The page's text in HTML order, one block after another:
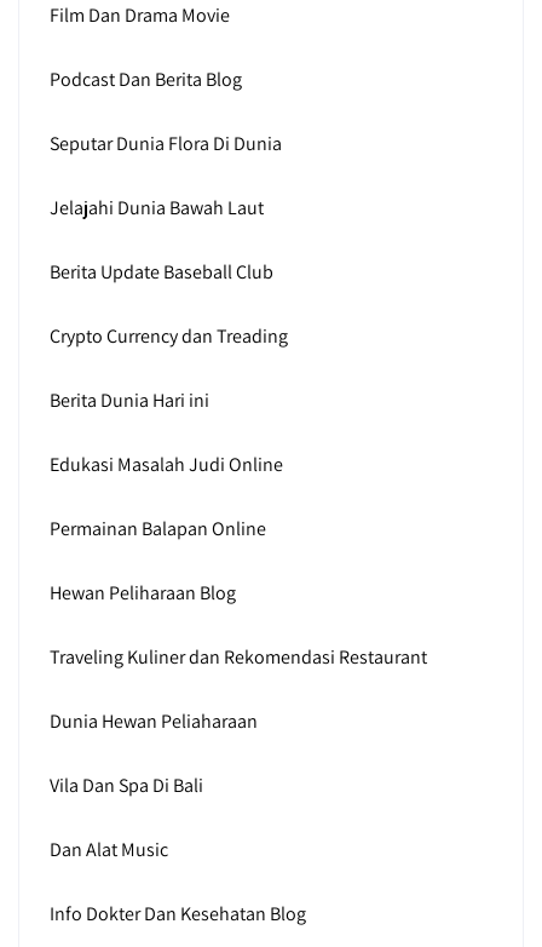
Film Dan Drama Movie
Podcast Dan Berita Blog
Seputar Dunia Flora Di Dunia
Jelajahi Dunia Bawah Laut
Berita Update Baseball Club
Crypto Currency dan Treading
Berita Dunia Hari ini
Edukasi Masalah Judi Online
Permainan Balapan Online
Hewan Peliharaan Blog
Traveling Kuliner dan Rekomendasi Restaurant
Dunia Hewan Peliaharaan
Vila Dan Spa Di Bali
Dan Alat Music
Info Dokter Dan Kesehatan Blog